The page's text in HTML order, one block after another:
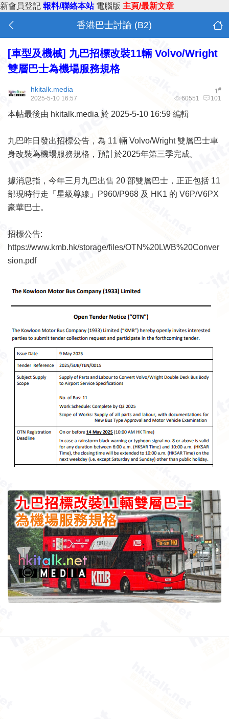
新會員登記 報料/聯絡本站 電腦版 主頁/最新文章
香港巴士討論 (B2)
[車型及機械] 九巴招標改裝11輛 Volvo/Wright
雙層巴士為機場服務規格
1#
hkitalk.media
60551 101
2025-5-10 16:57
本帖最後由 hkitalk.media 於 2025-5-10 16:59 編輯
九巴昨日發出招標公告，為 11 輛 Volvo/Wright 雙層巴士車
身改裝為機場服務規格，預計於2025年第三季完成。
據消息指，今年三月九巴出售 20 部雙層巴士，正正包括 11
部現時行走「星級尊線」P960/P968 及 HK1 的 V6P/V6PX
豪華巴士。
招標公告:
https://www.kmb.hk/storage/files/OTN%20LWB%20Conver
sion.pdf